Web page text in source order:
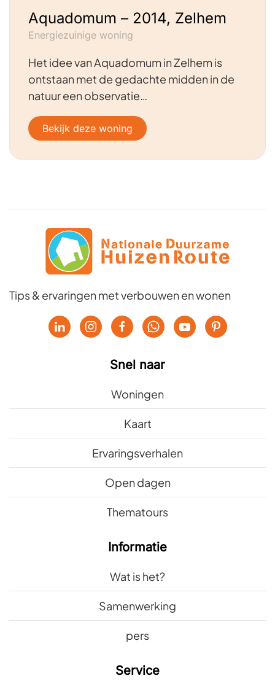
Aquadomum – 2014, Zelhem
Energiezuinige woning
Het idee van Aquadomum in Zelhem is
ontstaan met de gedachte midden in de
natuur een observatie…
Bekijk deze woning
Tips & ervaringen met verbouwen en wonen
Snel naar
Woningen
Kaart
Ervaringsverhalen
Open dagen
Thematours
Informatie
Wat is het?
Samenwerking
pers
Service